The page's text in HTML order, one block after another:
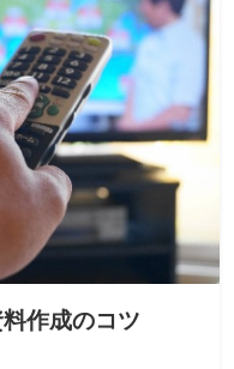
作成のコツ